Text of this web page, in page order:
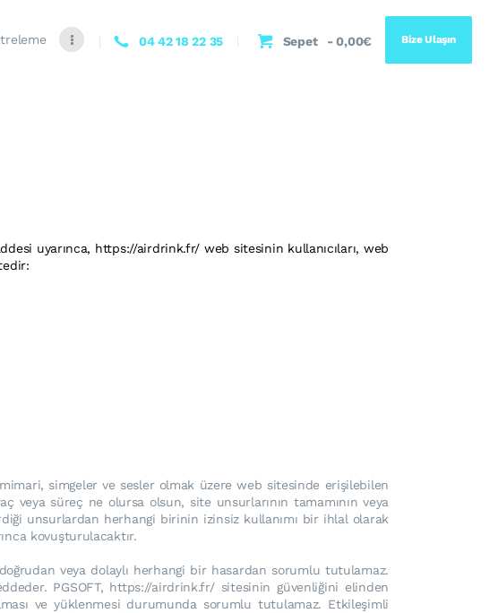
04 42 18 22 35 Sepet -0,00€ Bize Ulaşın
uyarınca, https://airdrink.fr/ web sitesinin kullanıcıları, web
simgeler ve sesler olmak üzere web sitesinde erişilebilen
veya süreç ne olursa olsun, site unsurlarının tamamının veya
unsurlardan herhangi birinin izinsiz kullanımı bir ihlal olarak
kovuşturulacaktır.
veya dolaylı herhangi bir hasardan sorumlu tutulamaz.
PGSOFT, https://airdrink.fr/ sitesinin güvenliğini elinden
ve yüklenmesi durumunda sorumlu tutulamaz. Etkileşimli